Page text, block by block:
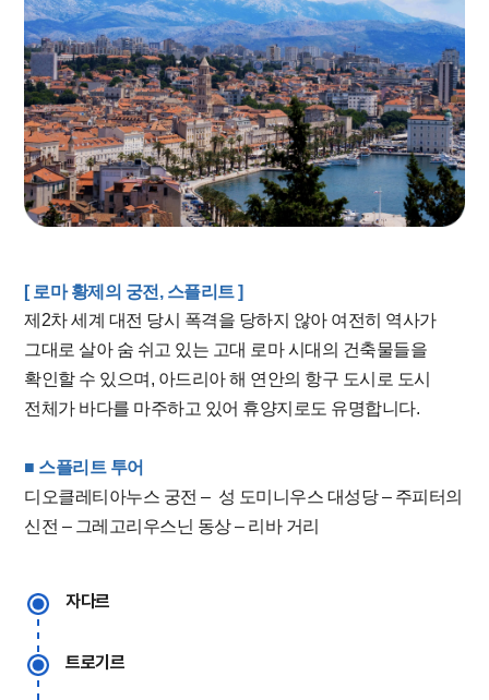
[ 로마 황제의 궁전, 스플리트 ]
제2차 세계 대전 당시 폭격을 당하지 않아 여전히 역사가
그대로 살아 숨 쉬고 있는 고대 로마 시대의 건축물들을
확인할 수 있으며, 아드리아 해 연안의 항구 도시로 도시
전체가 바다를 마주하고 있어 휴양지로도 유명합니다.
■ 스플리트 투어
디오클레티아누스 궁전 – 성 도미니우스 대성당 – 주피터의
신전 – 그레고리우스닌 동상 – 리바 거리
자다르
트로기르